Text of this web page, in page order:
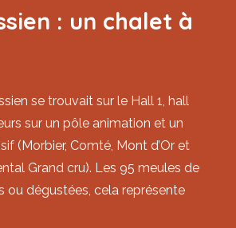
: un chalet à
se trouvait sur le Hall 1, hall
sur un pôle animation et un
(Morbier, Comté, Mont d’Or et
Grand cru). Les 95 meules de
ou dégustées, cela représente